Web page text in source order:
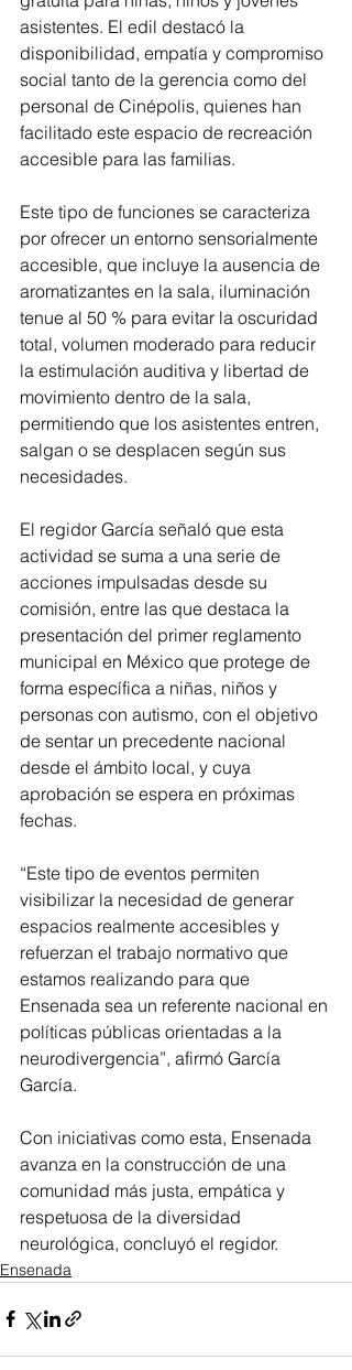
asistentes. El edil destacó la
disponibilidad, empatía y compromiso
social tanto de la gerencia como del
personal de Cinépolis, quienes han
facilitado este espacio de recreación
accesible para las familias.
Este tipo de funciones se caracteriza
por ofrecer un entorno sensorialmente
accesible, que incluye la ausencia de
aromatizantes en la sala, iluminación
tenue al 50 % para evitar la oscuridad
total, volumen moderado para reducir
la estimulación auditiva y libertad de
movimiento dentro de la sala,
permitiendo que los asistentes entren,
salgan o se desplacen según sus
necesidades.
El regidor García señaló que esta
actividad se suma a una serie de
acciones impulsadas desde su
comisión, entre las que destaca la
presentación del primer reglamento
municipal en México que protege de
forma específica a niñas, niños y
personas con autismo, con el objetivo
de sentar un precedente nacional
desde el ámbito local, y cuya
aprobación se espera en próximas
fechas.
“Este tipo de eventos permiten
visibilizar la necesidad de generar
espacios realmente accesibles y
refuerzan el trabajo normativo que
estamos realizando para que
Ensenada sea un referente nacional en
políticas públicas orientadas a la
neurodivergencia”, afirmó García
García.
Con iniciativas como esta, Ensenada
avanza en la construcción de una
comunidad más justa, empática y
respetuosa de la diversidad
neurológica, concluyó el regidor.
Ensenada